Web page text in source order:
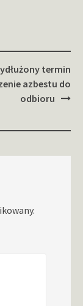
termin
azbestu do
odbioru